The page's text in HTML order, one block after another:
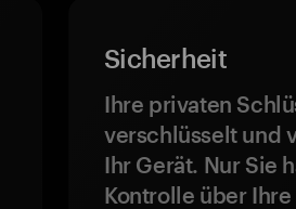
Sicherheit
Ihre privaten
verschlüsselt und
Ihr Gerät. Nur Sie
Kontrolle über